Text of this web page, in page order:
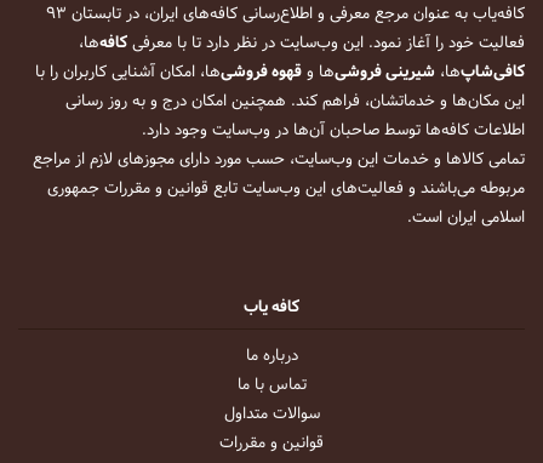
کافه‌یاب به عنوان مرجع معرفی و اطلاع‌رسانی کافه‌های ایران، در تابستان ۹۳
فعالیت خود را آغاز نمود. این وب‌سایت در نظر دارد تا با معرفیکافه‌ها،
کافی‌شاپ‌ها، شیرینی فروشی‌ها وقهوه فروشی‌ها، امکان آشنایی کاربران را با
این مکان‌ها و خدماتشان، فراهم کند. همچنین امکان درج و به روز رسانی
اطلاعات کافه‌ها توسط صاحبان آن‌ها در وب‌سایت وجود دارد.
تمامی کالاها و خدمات این وب‌سایت، حسب مورد دارای مجوزهای لازم از مراجع
مربوطه می‌باشند و فعالیت‌های این وب‌سایت تابع قوانین و مقررات جمهوری
اسلامی ایران است.
کافه یاب
درباره ما
تماس با ما
سوالات متداول
قوانین و مقررات